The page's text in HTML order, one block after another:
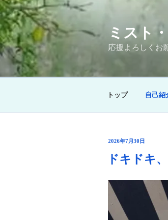
コ
ン
テ
ン
ツ
ス
プ
ミスト
応援よろしくお
トップ 自己紹
投
日:
2026年7月30日
ドキドキ